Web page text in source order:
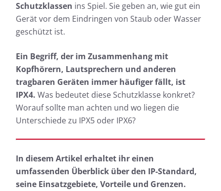
Schutzklassen ins Spiel. Sie geben an, wie gut ein
Gerät vor dem Eindringen von Staub oder Wasser
geschützt ist.
Ein Begriff, der im Zusammenhang mit
Kopfhörern, Lautsprechern und anderen
tragbaren Geräten immer häufiger fällt, ist
IPX4. Was bedeutet diese Schutzklasse konkret?
Worauf sollte man achten und wo liegen die
Unterschiede zu IPX5 oder IPX6?
In diesem Artikel erhaltet ihr einen
umfassenden Überblick über den IP-Standard,
seine Einsatzgebiete, Vorteile und Grenzen.